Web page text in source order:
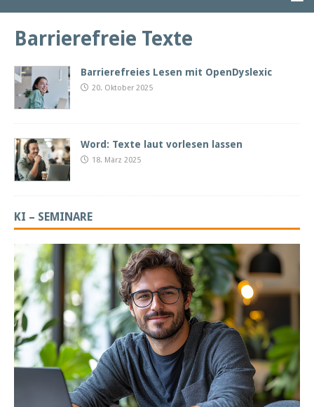
Barrierefreie Texte
Barrierefreies Lesen mit OpenDyslexic
20. Oktober 2025
Word: Texte laut vorlesen lassen
18. März 2025
KI – SEMINARE